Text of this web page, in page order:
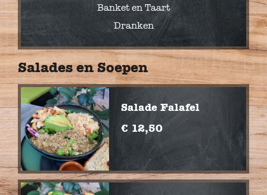
Salades en Soepen
Salade Falafel
€ 12,50
Banket en Taart
Dranken